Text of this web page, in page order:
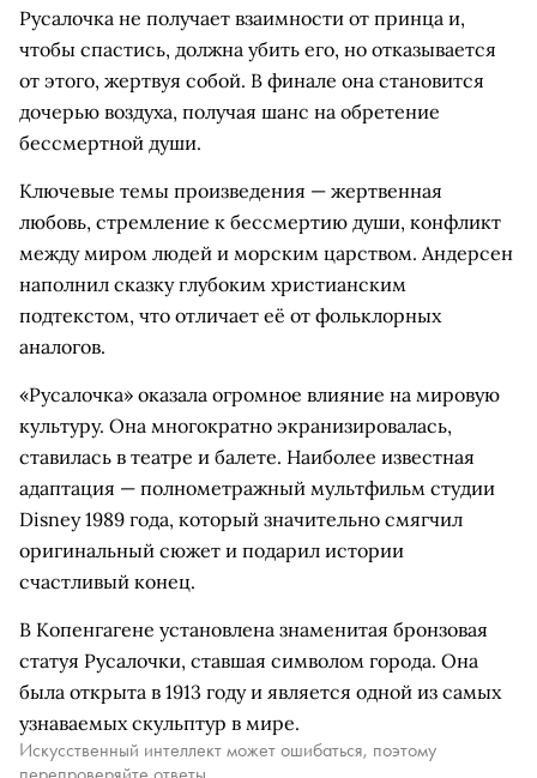
Русалочка не получает взаимности от принца и,
чтобы спастись, должна убить его, но отказывается
от этого, жертвуя собой. В финале она становится
дочерью воздуха, получая шанс на обретение
бессмертной души.
Ключевые темы произведения — жертвенная
любовь, стремление к бессмертию души, конфликт
между миром людей и морским царством. Андерсен
наполнил сказку глубоким христианским
подтекстом, что отличает её от фольклорных
аналогов.
«Русалочка» оказала огромное влияние на мировую
культуру. Она многократно экранизировалась,
ставилась в театре и балете. Наиболее известная
адаптация — полнометражный мультфильм студии
Disney 1989 года, который значительно смягчил
оригинальный сюжет и подарил истории
счастливый конец.
В Копенгагене установлена знаменитая бронзовая
статуя Русалочки, ставшая символом города. Она
была открыта в 1913 году и является одной из самых
узнаваемых скульптур в мире.
Искусственный интеллект может ошибаться, поэтому